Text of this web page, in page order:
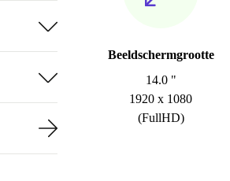
Beeldschermgrootte
14.0 "
1920 x 1080
(FullHD)